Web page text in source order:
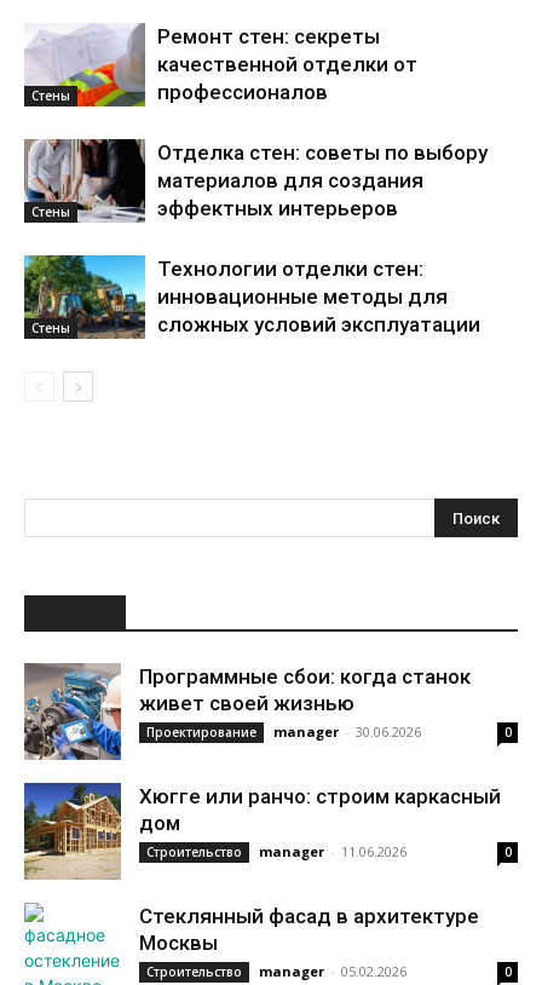
Стены
Ремонт стен: секреты
качественной отделки от
профессионалов
Стены
Отделка стен: советы по выбору
материалов для создания
эффектных интерьеров
Стены
Технологии отделки стен:
инновационные методы для
сложных условий эксплуатации
Программные сбои: когда станок
живет своей жизнью
Проектирование manager - 30.06.2026 0
Хюгге или ранчо: строим каркасный
дом
Строительство manager - 11.06.2026 0
Стеклянный фасад в архитектуре
Москвы
Строительство manager - 05.02.2026 0